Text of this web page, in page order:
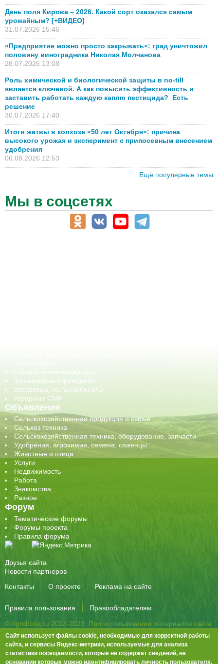
День поля Кирова – 2026. Какой сорт оказался самым
урожайным? [+ВИДЕО]
31.07.2026 15:46
«Предприятие можно просто закрывать»: град уничтожил
половину виноградника Николая Молчанова
28.07.2026 13:08
Роль химической и биологической защиты в no-till
является ключевой. А как повысить эффективность и
заставить работать каждую каплю пестицида? Есть
решение
30.07.2026 17:40
Итоги жатвы в колхозе «50 лет Октября»: причина
высокого урожая и эксперимент с припосевным внесением
удобрения
06.08.2026 12:53
Ещё популярные темы
Мы в соцсетях
строительные материалы
финансовые учреждения
элеваторы, мелькомбинаты
Аграрные СМИ
Объявления
Сельскохозяйственная продукция и сырье
Сельхоз техника
Сельскохозяйственная техника, оборудование, запчасти
Удобрения, агрохимия, семена, саженцы
Животные и птица
Услуги
Недвижимость
Работа
Знакомства
Разное
Форум
Тематические форумы
Форумы проекта
Правила форума
Друзья сайта
Новости партнеров
Контакты
О проекте Реклама на сайте
Правила пользования
Правообладателям
© Agrobook.ru 2013-2023. При использовании материалов сайта
активная ссылка на публикацию обязательна.
344000, Ростов-на-Дону, ул. Города Волос, д.6, 8 этаж, офис 803
Тел./факс: +7 (863) 282-83-13 e-mail:info@agrobook.ru
Сайт использует файлы cookie, необходимые для корректной работы
сайта, и сервисы Яндекс-метрики, используемые для анализа
статистики посещаемости, которые не содержат сведений, на
основании которых можно идентифицировать личность пользователя.